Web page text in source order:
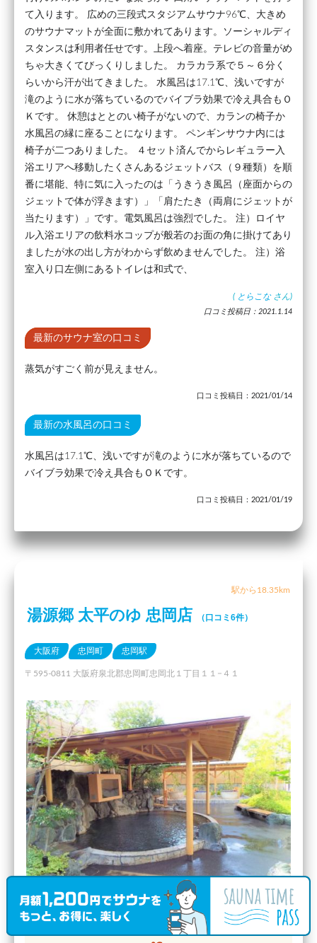
て入ります。 広めの三段式スタジアムサウナ96℃、大きめ
のサウナマットが全面に敷かれてあります。ソーシャルディ
スタンスは利用者任せです。上段へ着座。テレビの音量がめ
ちゃ大きくてびっくりしました。 カラカラ系で５～６分く
らいから汗が出てきました。 水風呂は17.1℃、浅いですが
滝のように水が落ちているのでバイブラ効果で冷え具合もＯ
Ｋです。 休憩はととのい椅子がないので、カランの椅子か
水風呂の縁に座ることになります。 ペンギンサウナ内には
椅子が二つありました。 ４セット済んでからレギュラー入
浴エリアへ移動したくさんあるジェットバス（９種類）を順
番に堪能、特に気に入ったのは「うきうき風呂（座面からの
ジェットで体が浮きます）」「肩たたき（両肩にジェットが
当たります）」です。電気風呂は強烈でした。 注）ロイヤ
ル入浴エリアの飲料水コップが般若のお面の角に掛けてあり
ましたが水の出し方がわからず飲めませんでした。 注）浴
室入り口左側にあるトイレは和式で、
( とらこな さん)
口コミ投稿日：2021.1.14
最新のサウナ室の口コミ
蒸気がすごく前が見えません。
口コミ投稿日：2021/01/14
最新の水風呂の口コミ
水風呂は17.1℃、浅いですが滝のように水が落ちているので
バイブラ効果で冷え具合もＯＫです。
口コミ投稿日：2021/01/19
駅から18.35km
湯源郷 太平のゆ 忠岡店 （口コミ6件）
大阪府 忠岡町 忠岡駅
〒595-0811 大阪府泉北郡忠岡町忠岡北１丁目１１−４１
サウナ室温度